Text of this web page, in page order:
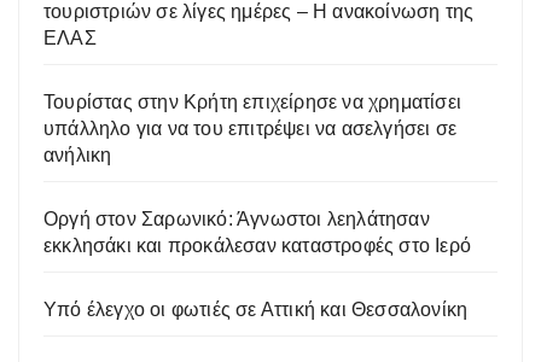
τουριστριών σε λίγες ημέρες – Η ανακοίνωση της
ΕΛΑΣ
Τουρίστας στην Κρήτη επιχείρησε να χρηματίσει
υπάλληλο για να του επιτρέψει να ασελγήσει σε
ανήλικη
Οργή στον Σαρωνικό: Άγνωστοι λεηλάτησαν
εκκλησάκι και προκάλεσαν καταστροφές στο Ιερό
Υπό έλεγχο οι φωτιές σε Αττική και Θεσσαλονίκη